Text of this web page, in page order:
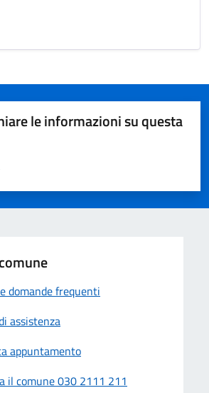
le informazioni su questa
5 stelle su 5
stelle su 5
su 5
5
domande frequenti
assistenza
appuntamento
il comune 030 2111 211